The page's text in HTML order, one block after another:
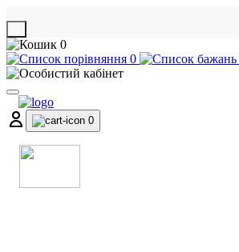
0
0
0